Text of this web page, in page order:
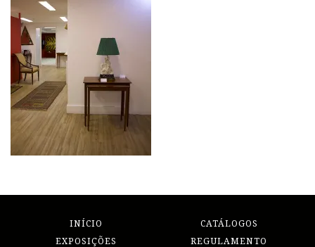
INÍCIO
CATÁLOGOS
EXPOSIÇÕES
REGULAMENTO